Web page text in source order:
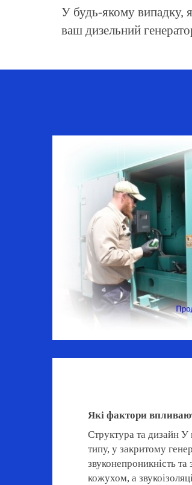
У будь-якому випадку,
ваш дизельний
Які фактори
Структура та дизайн У
типу, у закритому
звуконепроникність
кожухом, а